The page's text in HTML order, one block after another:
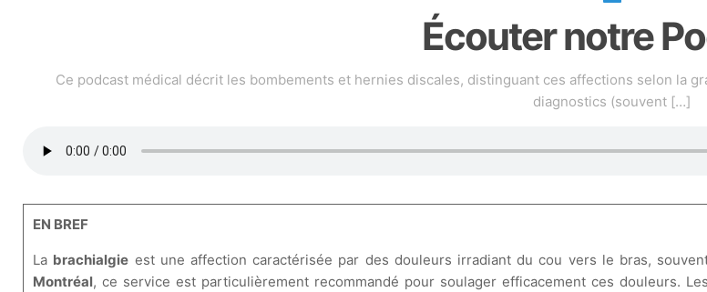
Écouter notre
Ce podcast médical décrit les bombements et hernies discales, distinguant ces affections selon la
diagnostics (souvent […]
EN BREF
La brachialgie est une affection caractérisée par des douleurs irradiant du cou vers le bras,
Montréal, ce service est particulièrement recommandé pour soulager efficacement ces douleurs.